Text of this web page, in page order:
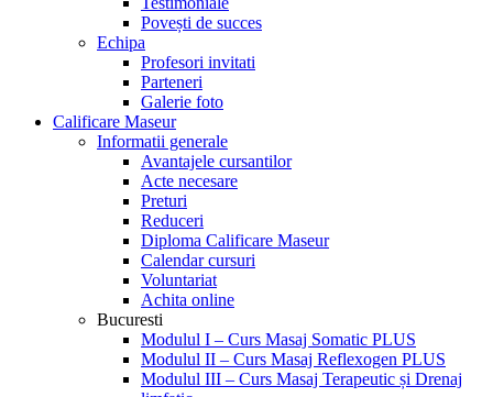
Povești de succes
Echipa
Profesori invitati
Parteneri
Galerie foto
Calificare Maseur
Informatii generale
Avantajele cursantilor
Acte necesare
Preturi
Reduceri
Diploma Calificare Maseur
Calendar cursuri
Voluntariat
Achita online
Bucuresti
Modulul I – Curs Masaj Somatic PLUS
Modulul II – Curs Masaj Reflexogen PLUS
Modulul III – Curs Masaj Terapeutic și Drenaj